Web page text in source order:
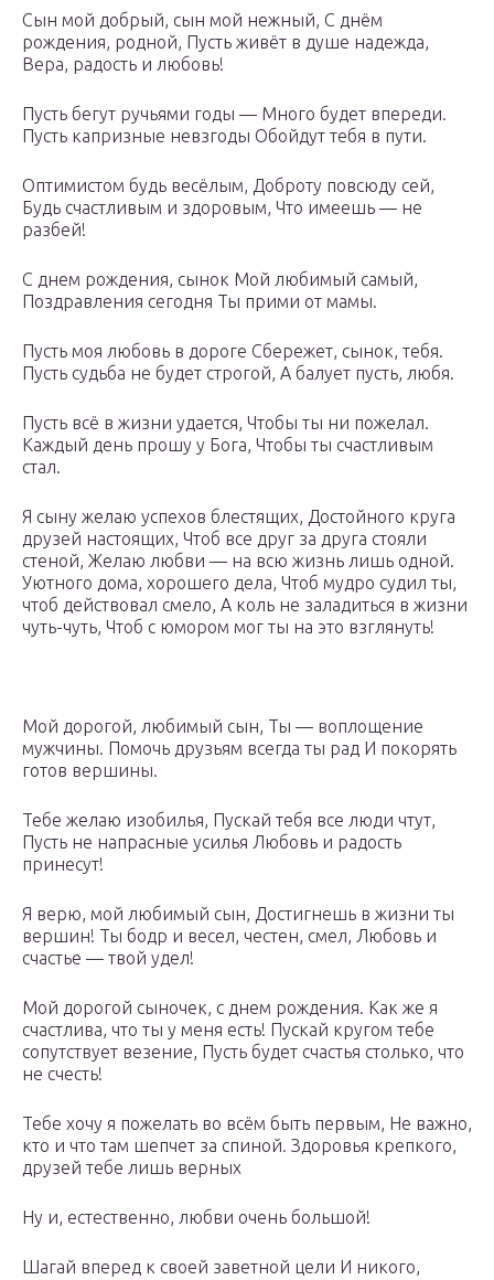
Сын мой добрый, сын мой нежный, С днём
рождения, родной, Пусть живёт в душе надежда,
Вера, радость и любовь!
Пусть бегут ручьями годы — Много будет впереди.
Пусть капризные невзгоды Обойдут тебя в пути.
Оптимистом будь весёлым, Доброту повсюду сей,
Будь счастливым и здоровым, Что имеешь — не
разбей!
С днем рождения, сынок Мой любимый самый,
Поздравления сегодня Ты прими от мамы.
Пусть моя любовь в дороге Сбережет, сынок, тебя.
Пусть судьба не будет строгой, А балует пусть, любя.
Пусть всё в жизни удается, Чтобы ты ни пожелал.
Каждый день прошу у Бога, Чтобы ты счастливым
стал.
Я сыну желаю успехов блестящих, Достойного круга
друзей настоящих, Чтоб все друг за друга стояли
стеной, Желаю любви — на всю жизнь лишь одной.
Уютного дома, хорошего дела, Чтоб мудро судил ты,
чтоб действовал смело, А коль не заладиться в жизни
чуть-чуть, Чтоб с юмором мог ты на это взглянуть!
Мой дорогой, любимый сын, Ты — воплощение
мужчины. Помочь друзьям всегда ты рад И покорять
готов вершины.
Тебе желаю изобилья, Пускай тебя все люди чтут,
Пусть не напрасные усилья Любовь и радость
принесут!
Я верю, мой любимый сын, Достигнешь в жизни ты
вершин! Ты бодр и весел, честен, смел, Любовь и
счастье — твой удел!
Мой дорогой сыночек, с днем рождения. Как же я
счастлива, что ты у меня есть! Пускай кругом тебе
сопутствует везение, Пусть будет счастья столько, что
не счесть!
Тебе хочу я пожелать во всём быть первым, Не важно,
кто и что там шепчет за спиной. Здоровья крепкого,
друзей тебе лишь верных
Ну и, естественно, любви очень большой!
Шагай вперед к своей заветной цели И никого,